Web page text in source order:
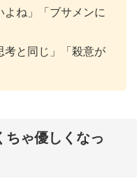
よね」「ブサメンに
考と同じ」「殺意が
ゃ優しくなっ